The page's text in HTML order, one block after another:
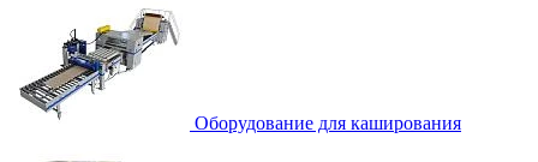
Оборудование для каширования